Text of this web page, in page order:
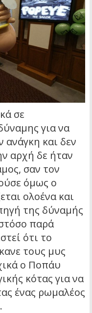
σε
για να
ανάγκη και δεν
αρχή δε ήταν
σαν τον
όμως ο
ολοένα και
της δύναμής
παρά
ότι το
τους μυς
ο Ποπάυ
κότας για να
ένας ρωμαλέος